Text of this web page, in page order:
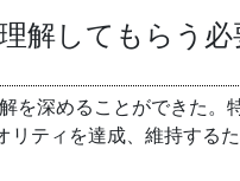
解してもらう必
深めることができた
ティを達成、維持する